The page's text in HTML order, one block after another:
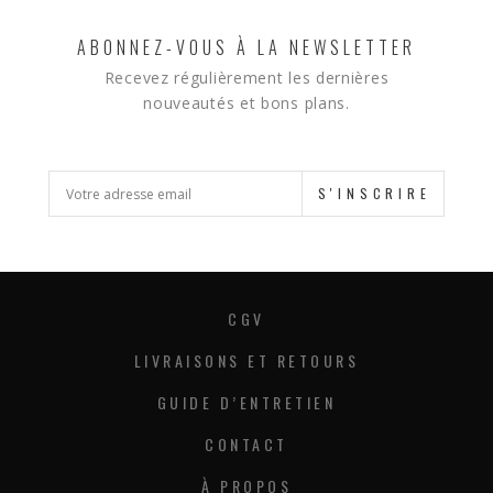
ABONNEZ-VOUS À LA NEWSLETTER
Recevez régulièrement les dernières
nouveautés et bons plans.
S'INSCRIRE
CGV
LIVRAISONS ET RETOURS
GUIDE D’ENTRETIEN
CONTACT
À PROPOS